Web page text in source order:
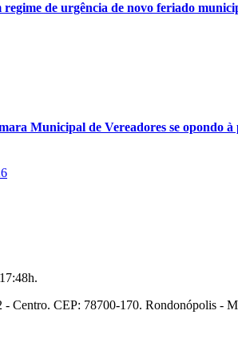
de urgência de novo feriado
Municipal de Vereadores se opondo
- Centro. CEP: 78700-170. Rondonópolis -